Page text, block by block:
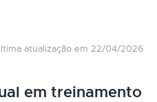
atualização em 22/04/2026
em treinamento